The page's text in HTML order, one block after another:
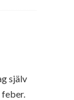
själv